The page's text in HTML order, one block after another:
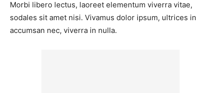
Morbi libero lectus, laoreet elementum viverra vitae,
sodales sit amet nisi. Vivamus dolor ipsum, ultrices in
accumsan nec, viverra in nulla.